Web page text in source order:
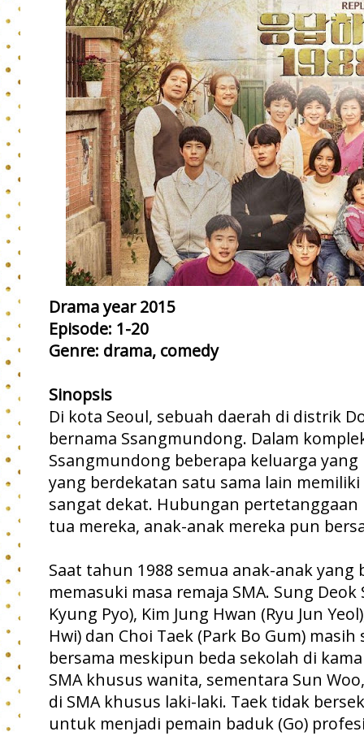
Drama year 2015
Episode: 1-20
Genre: drama, comedy
Sinopsis
Di kota Seoul, sebuah daerah di distrik
bernama Ssangmundong. Dalam
Ssangmundong beberapa keluarga
yang berdekatan satu sama lain
sangat dekat. Hubungan
tua mereka, anak-anak mereka pun
Saat tahun 1988 semua anak-anak yang
memasuki masa remaja SMA. Sung
Kyung Pyo), Kim Jung Hwan (Ryu Jun
Hwi) dan Choi Taek (Park Bo Gum)
bersama meskipun beda sekolah di
SMA khusus wanita, sementara Sun
di SMA khusus laki-laki. Taek tidak
untuk menjadi pemain baduk (Go)